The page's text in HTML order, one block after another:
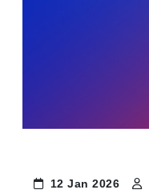
12 Jan 2026